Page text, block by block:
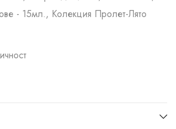
- 15мл., Колекция Пролет-Лято